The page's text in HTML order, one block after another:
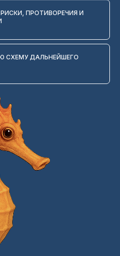
ПРОТИВОРЕЧИЯ И
СХЕМУ ДАЛЬНЕЙШЕГО